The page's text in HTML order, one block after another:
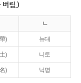
버림.)
ㄴ
) 뉴대
) 니토
) 닉명